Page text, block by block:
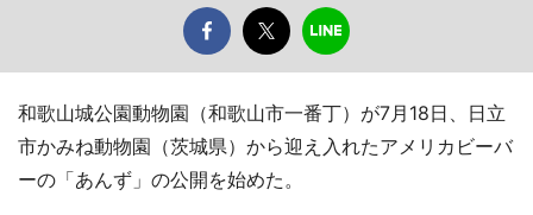
和歌山城公園動物園（和歌山市一番丁）が7月18日、日立
市かみね動物園（茨城県）から迎え入れたアメリカビーバ
ーの「あんず」の公開を始めた。